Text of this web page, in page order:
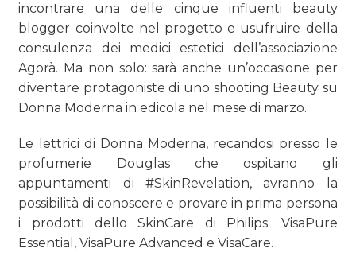
incontrare una delle cinque influenti beauty
blogger coinvolte nel progetto e usufruire della
consulenza dei medici estetici dell’associazione
Agorà. Ma non solo: sarà anche un’occasione per
diventare protagoniste di uno shooting Beauty su
Donna Moderna in edicola nel mese di marzo.
Le lettrici di Donna Moderna, recandosi presso le
profumerie Douglas che ospitano gli
appuntamenti di #SkinRevelation, avranno la
possibilità di conoscere e provare in prima persona
i prodotti dello SkinCare di Philips: VisaPure
Essential, VisaPure Advanced e VisaCare.